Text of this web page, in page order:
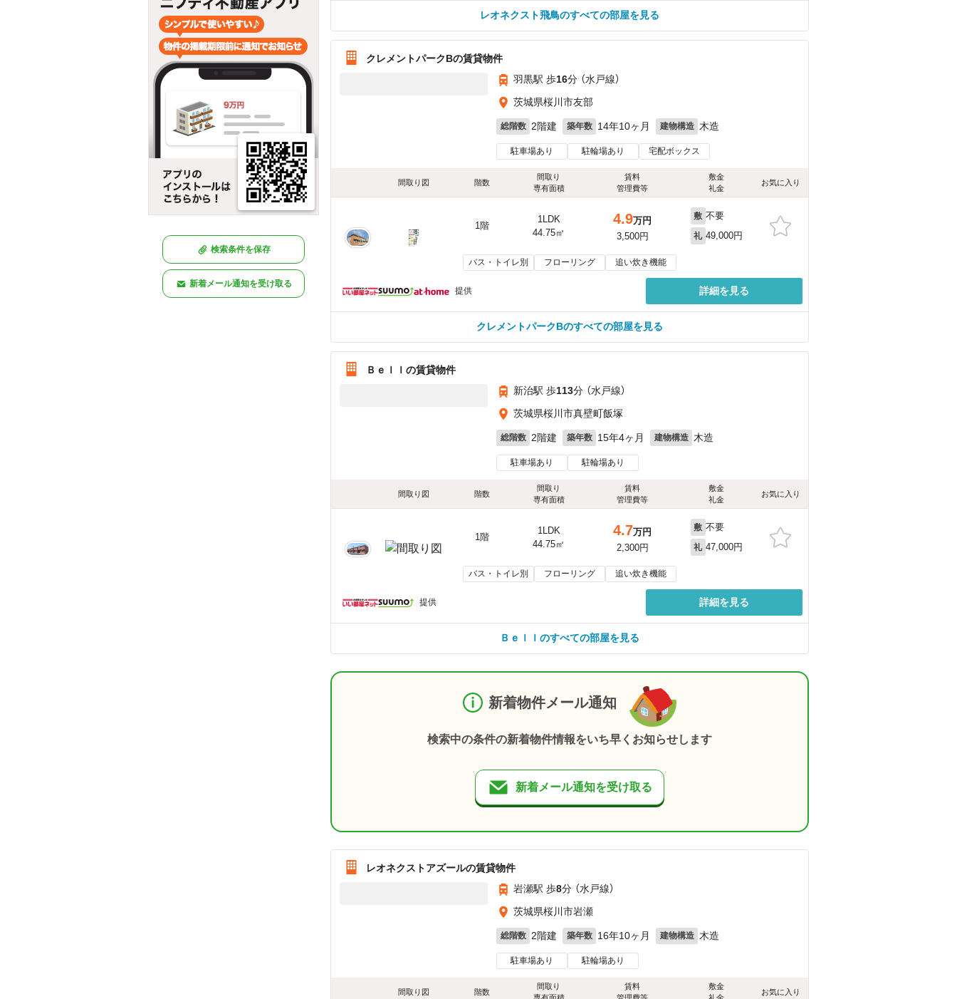
検索条件を保存
新着メール通知を受け取る
レオネクスト飛鳥のすべての部屋を見る
クレメントパークBの賃貸物件
羽黒駅 歩16分 （水戸線）
茨城県桜川市友部
総階数 2階建 築年数 14年10ヶ月 建物構造 木造
駐車場あり 駐輪場あり 宅配ボックス
間取り図 階数
間取り
専有面積
賃料
管理費等
敷金
礼金
お気に入り
1階
1LDK
44.75㎡
4.9万円
3,500円
敷 不要
礼 49,000円
バス・トイレ別 フローリング 追い炊き機能
提供 詳細を見る
クレメントパークBのすべての部屋を見る
Ｂｅｌｌの賃貸物件
新治駅 歩113分 （水戸線）
茨城県桜川市真壁町飯塚
総階数 2階建 築年数 15年4ヶ月 建物構造 木造
駐車場あり 駐輪場あり
間取り図 階数
間取り
専有面積
賃料
管理費等
敷金
礼金
お気に入り
1階
1LDK
44.75㎡
4.7万円
2,300円
敷 不要
礼 47,000円
バス・トイレ別 フローリング 追い炊き機能
提供 詳細を見る
Ｂｅｌｌのすべての部屋を見る
新着物件メール通知
検索中の条件の新着物件情報をいち早くお知らせします
新着メール通知を受け取る
レオネクストアズールの賃貸物件
岩瀬駅 歩8分 （水戸線）
茨城県桜川市岩瀬
総階数 2階建 築年数 16年10ヶ月 建物構造 木造
駐車場あり 駐輪場あり
間取り図 階数
間取り
専有面積
賃料
管理費等
敷金
礼金
お気に入り